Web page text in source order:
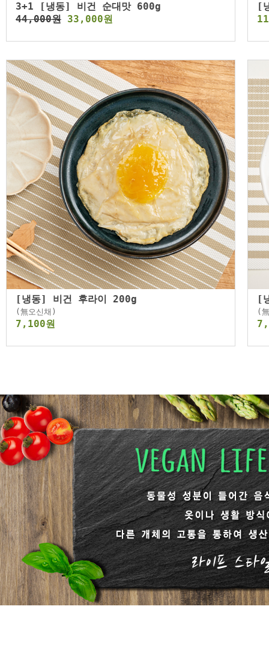
3+1 [냉동] 비건 순대맛 600g
44,000원 33,000원
[
[냉동] 비건 후라이 200g
(無오신채)
7,100원
[
(